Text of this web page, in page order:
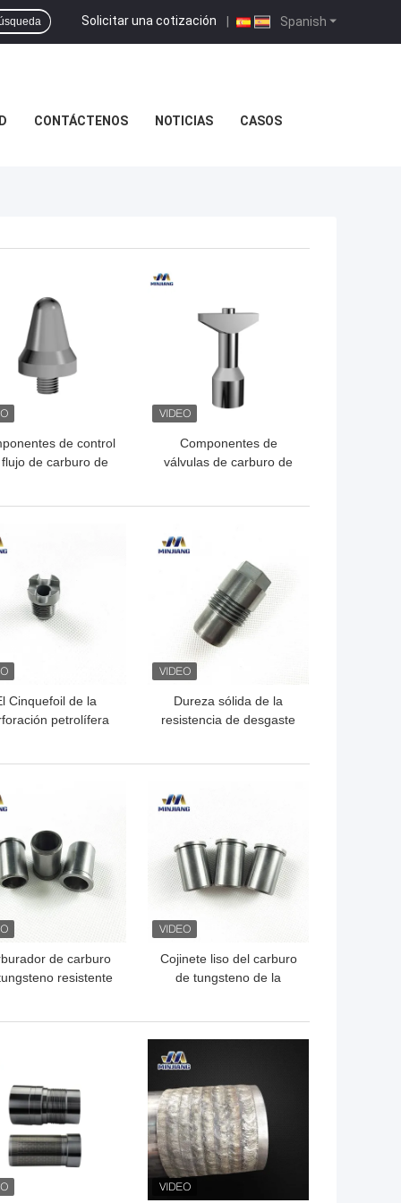
Spanish
Solicitar una cotización |
CONTÁCTENOS NOTICIAS CASOS
de control
de carburo de
PRECIO
Componentes de
válvulas de carburo de
MEJOR PRECIO
Cinquefoil de la
petrolífera
PRECIO
Dureza sólida de la
resistencia de desgaste
MEJOR PRECIO
de carburo
resistente
PRECIO
Cojinete liso del carburo
de tungsteno de la
MEJOR PRECIO
PRECIO MEJOR PRECIO